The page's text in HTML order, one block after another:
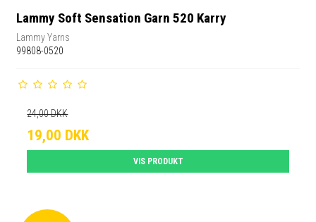
Lammy Soft Sensation Garn 520 Karry
Lammy Yarns
99808-0520
24,00 DKK
19,00 DKK
VIS PRODUKT